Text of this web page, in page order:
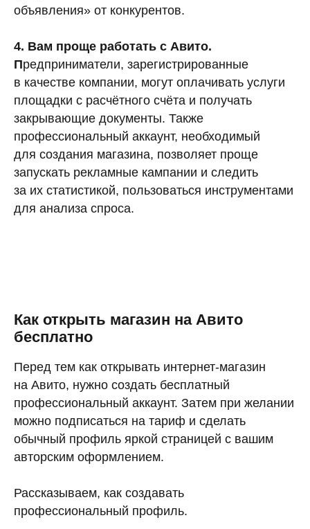
объявления» от конкурентов.
4. Вам проще работать с Авито.
Предприниматели, зарегистрированные
в качестве компании, могут оплачивать услуги
площадки с расчётного счёта и получать
закрывающие документы. Также
профессиональный аккаунт, необходимый
для создания магазина, позволяет проще
запускать рекламные кампании и следить
за их статистикой, пользоваться инструментами
для анализа спроса.
Как открыть магазин на Авито
бесплатно
Перед тем как открывать интернет-магазин
на Авито, нужно создать бесплатный
профессиональный аккаунт. Затем при желании
можно подписаться на тариф и сделать
обычный профиль яркой страницей с вашим
авторским оформлением.
Рассказываем, как создавать
профессиональный профиль.